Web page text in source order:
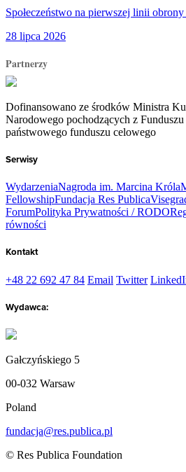
Społeczeństwo na pierwszej linii
28 lipca 2026
Partnerzy
Dofinansowano ze środków Ministra
Narodowego pochodzących z
państwowego funduszu celowego
Serwisy
WydarzeniaNagroda im. Marcina Króla
FellowshipFundacja Res Publica
ForumPolityka Prywatności / RODO
równości
Kontakt
+48 22 692 47 84 Email Twitter
Wydawca:
Gałczyńskiego 5
00-032 Warsaw
Poland
fundacja@res.publica.pl
© Res Publica Foundation